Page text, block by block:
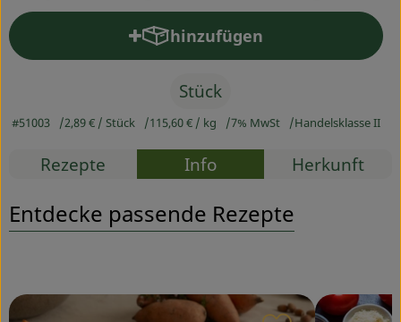
Blog & Aktuelles
Service
hinzufügen
Produkt zum Warenkorb
Stück
#51003 2,89 € / Stück 115,60 € / kg 7% MwSt Handelsklasse II
Rezepte Info Herkunft
Entdecke passende Rezepte